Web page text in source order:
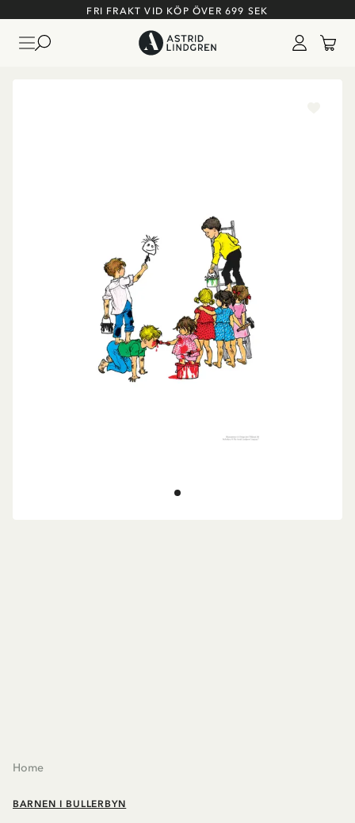
FRI FRAKT VID KÖP ÖVER 699 SEK
Home
BARNEN I BULLERBYN